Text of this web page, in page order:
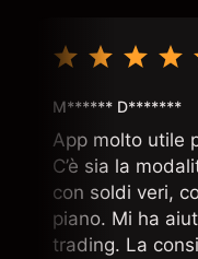
M****** D*******
App molto utile
C’è sia la
con soldi veri,
piano. Mi ha
trading. La